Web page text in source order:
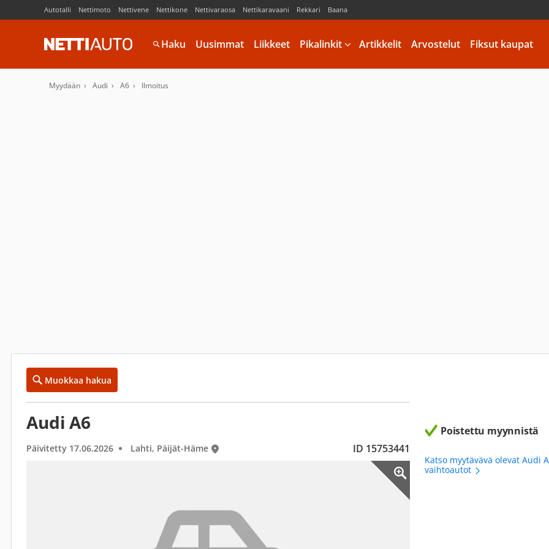
Autotalli Nettimoto Nettivene Nettikone Nettivaraosa Nettikaravaani Rekkari Baana
Haku Uusimmat Liikkeet Pikalinkit Artikkelit Arvostelut Fiksut kaupat
Myydään Audi A6 Ilmoitus
Muokkaa hakua
Audi A6
Päivitetty 17.06.2026 Lahti, Päijät-Häme ID 15753441
Poistettu myynnistä
Katso myytävävä olevat Audi
vaihtoautot